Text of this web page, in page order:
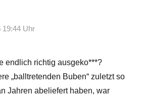
19:44 Uhr
endlich richtig ausgeko***?
„balltretenden Buben“ zuletzt so
Jahren abeliefert haben, war